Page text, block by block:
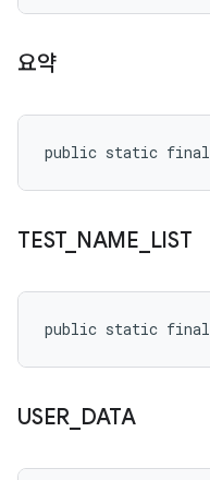
요약
public static final
TEST_ NAME LIST
public static final
USER DATA